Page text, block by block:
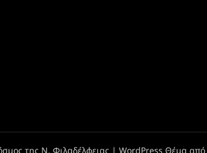
της Ν. Φιλαδέλφειας | WordPress Θέμα από